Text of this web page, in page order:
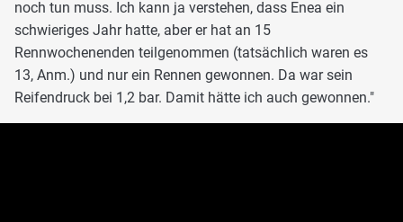
noch tun muss. Ich kann ja verstehen, dass Enea ein
schwieriges Jahr hatte, aber er hat an 15
Rennwochenenden teilgenommen (tatsächlich waren es
13, Anm.) und nur ein Rennen gewonnen. Da war sein
Reifendruck bei 1,2 bar. Damit hätte ich auch gewonnen."